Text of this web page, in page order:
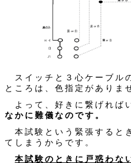
スイッチと３心ケーブル
ところは、色指定がありま
よって、好きに繋げれば
なかに難儀なのです。
本試験という緊張すると
てしまうからです。
本試験のときに戸惑わな